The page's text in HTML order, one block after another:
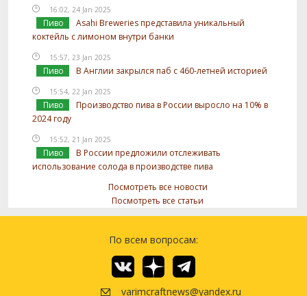
16:02, 24 Jan 2025
Пиво
Asahi Breweries представила уникальный
коктейль с лимоном внутри банки
15:57, 23 Jan 2025
Пиво В Англии закрылся паб с 460-летней историей
15:54, 22 Jan 2025
Пиво
Производство пива в России выросло на 10% в
2024 году
15:52, 21 Jan 2025
Пиво
В России предложили отслеживать
использование солода в производстве пива
Посмотреть все новости
Посмотреть все статьи
По всем вопросам:
varimcraftnews@yandex.ru